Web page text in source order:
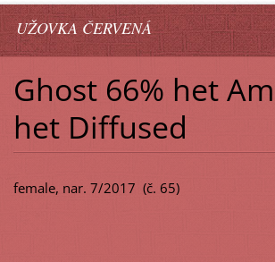
UŽOVKA ČERVENÁ
Ghost 66% het
het Diffused
female, nar. 7/2017 (č. 65)